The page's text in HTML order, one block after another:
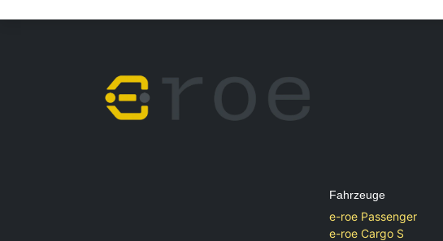
Fahrzeuge
e-roe Passenger
e-roe Cargo S